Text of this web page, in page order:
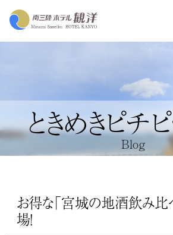
ときめきピチ
Blog
お得な「宮城の地酒飲み比
場！